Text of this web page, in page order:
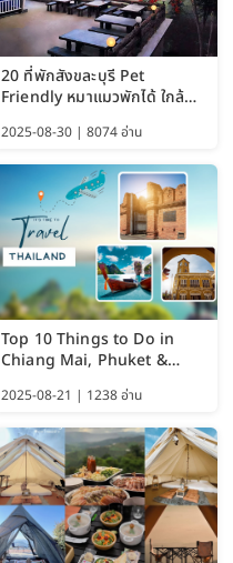
20 ที่พักสังขละบุรี Pet
Friendly หมาแมวพักได้ ใกล้
2025-08-30 | 8074 อ่าน
Top 10 Things to Do in
Chiang Mai, Phuket &
Guide 2025)
2025-08-21 | 1238 อ่าน